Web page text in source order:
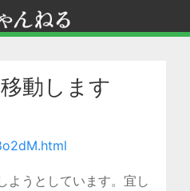
動します
ようとしています。宜し